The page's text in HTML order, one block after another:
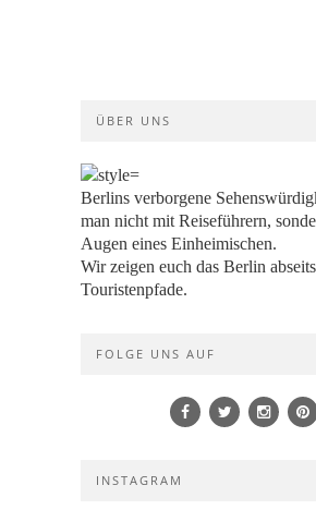
ÜBER UNS
Berlins verborgene
man nicht mit Reiseführern,
Augen eines Einheimischen.
Wir zeigen euch das Berlin
Touristenpfade.
FOLGE UNS AUF
INSTAGRAM